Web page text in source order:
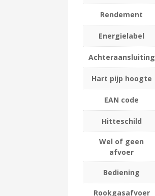
Rendement
Energielabel
Achteraansluiting
Hart pijp hoogte
EAN code
Hitteschild
Wel of geen
afvoer
Bediening
Rookgasafvoer